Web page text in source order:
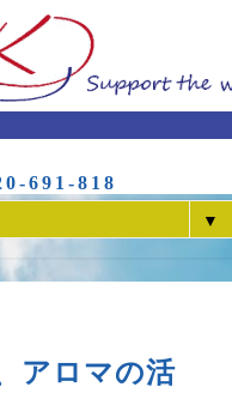
691-818
▼
アロマの活